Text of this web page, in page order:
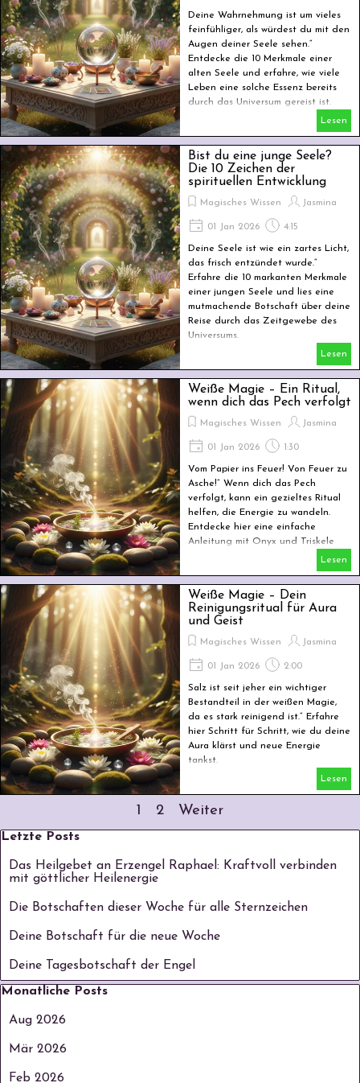
Deine Wahrnehmung ist um vieles
feinfühliger, als würdest du mit den
Augen deiner Seele sehen.“
Entdecke die 10 Merkmale einer
alten Seele und erfahre, wie viele
Leben eine solche Essenz bereits
durch das Universum gereist ist.
Lesen
Bist du eine junge Seele?
Die 10 Zeichen der
spirituellen Entwicklung
Magisches Wissen Jasmina
01 Jan 2026 4:15
Deine Seele ist wie ein zartes Licht,
das frisch entzündet wurde.“
Erfahre die 10 markanten Merkmale
einer jungen Seele und lies eine
mutmachende Botschaft über deine
Reise durch das Zeitgewebe des
Universums.
Lesen
Weiße Magie – Ein Ritual,
wenn dich das Pech verfolgt
Magisches Wissen Jasmina
01 Jan 2026 1:30
Vom Papier ins Feuer! Von Feuer zu
Asche!“ Wenn dich das Pech
verfolgt, kann ein gezieltes Ritual
helfen, die Energie zu wandeln.
Entdecke hier eine einfache
Anleitung mit Onyx und Triskele
Lesen
Weiße Magie – Dein
Reinigungsritual für Aura
und Geist
Magisches Wissen Jasmina
01 Jan 2026 2:00
Salz ist seit jeher ein wichtiger
Bestandteil in der weißen Magie,
da es stark reinigend ist.“ Erfahre
hier Schritt für Schritt, wie du deine
Aura klärst und neue Energie
tankst.
Lesen
Aktuelle Seite:
1 Gehen Sie zu Seite:
2
Weiter
Block überspringen Letzte Posts
Letzte Posts
Das Heilgebet an Erzengel Raphael: Kraftvoll verbinden
mit göttlicher Heilenergie
Die Botschaften dieser Woche für alle Sternzeichen
Deine Botschaft für die neue Woche
Deine Tagesbotschaft der Engel
Block überspringen Monatliche Posts
Monatliche Posts
Aug 2026
Mär 2026
Feb 2026